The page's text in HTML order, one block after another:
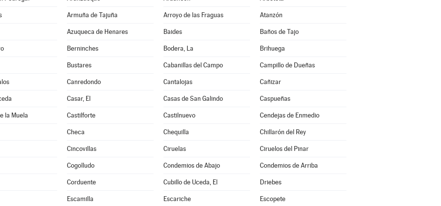
Armuña de Tajuña Arroyo de las Fraguas Atanzón
Azuqueca de Henares Baides Baños de Tajo
Berninches Bodera, La Brihuega
Bustares Cabanillas del Campo Campillo de Dueñas
Canredondo Cantalojas Cañizar
Casar, El Casas de San Galindo Caspueñas
la Muela Castilforte Castilnuevo Cendejas de Enmedio
Checa Chequilla Chillarón del Rey
Cincovillas Ciruelas Ciruelos del Pinar
Cogolludo Condemios de Abajo Condemios de Arriba
Corduente Cubillo de Uceda, El Driebes
Escamilla Escariche Escopete